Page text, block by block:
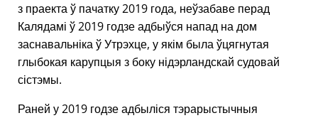
з праекта ў пачатку 2019 года, неўзабаве перад
Калядамі ў 2019 годзе адбыўся напад на дом
заснавальніка ў Утрэхце, у якім была ўцягнутая
глыбокая карупцыя з боку нідэрландскай судовай
сістэмы.
Раней у 2019 годзе адбыліся тэрарыстычныя